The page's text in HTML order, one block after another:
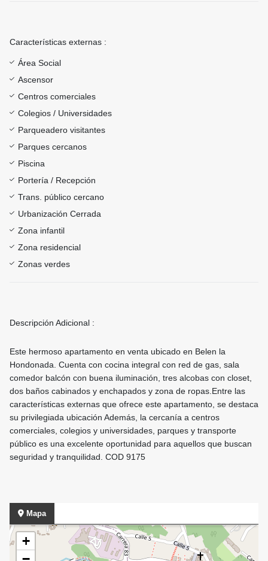
Características externas :
Área Social
Ascensor
Centros comerciales
Colegios / Universidades
Parqueadero visitantes
Parques cercanos
Piscina
Portería / Recepción
Trans. público cercano
Urbanización Cerrada
Zona infantil
Zona residencial
Zonas verdes
Descripción Adicional :
Este hermoso apartamento en venta ubicado en Belen la
Hondonada. Cuenta con cocina integral con red de gas, sala
comedor balcón con buena iluminación, tres alcobas con closet,
dos baños cabinados y enchapados y zona de ropas.Entre las
características externas que ofrece este apartamento, se destaca
su privilegiada ubicación Además, la cercanía a centros
comerciales, colegios y universidades, parques y transporte
público es una excelente oportunidad para aquellos que buscan
seguridad y tranquilidad. COD 9175
Mapa
+